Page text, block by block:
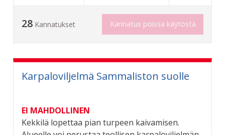
28 Kannatukset Kannatus poissa käytöstä
Karpaloviljelmä Sammaliston suolle
EI MAHDOLLINEN
Kekkilä lopettaa pian turpeen kaivamisen.